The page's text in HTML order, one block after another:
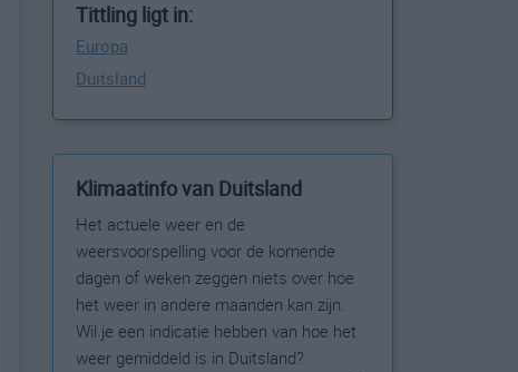
Tittling ligt in:
Europa
Duitsland
Klimaatinfo van Duitsland
Het actuele weer en de
weersvoorspelling voor de komende
dagen of weken zeggen niets over hoe
het weer in andere maanden kan zijn.
Wil je een indicatie hebben van hoe het
weer gemiddeld is in Duitsland?